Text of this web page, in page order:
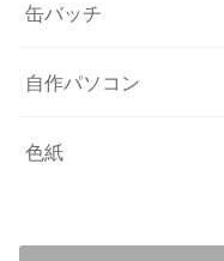
缶バッチ
自作パソコン
色紙